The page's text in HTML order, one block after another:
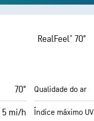
RealFeel® 70°
70°
5 mi/h
Qualidade do ar
Índice máximo UV